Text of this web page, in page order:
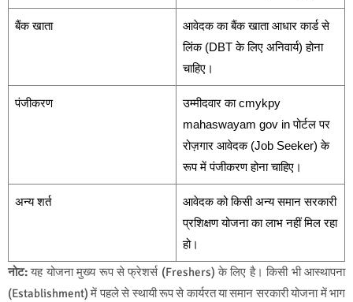
बैंक खाता
आवेदक का बैंक खाता आधार कार्ड से
लिंक (DBT के लिए अनिवार्य) होना
चाहिए।
पंजीकरण
उम्मीदवार का cmykpy
mahaswayam gov in पोर्टल पर
रोज़गार आवेदक (Job Seeker) के
रूप में पंजीकरण होना चाहिए।
अन्य शर्त
आवेदक को किसी अन्य समान सरकारी
प्रशिक्षण योजना का लाभ नहीं मिल रहा
हो।
नोट:यह योजना मुख्य रूप से फ्रेशर्स (Freshers) के लिए है। किसी भी आस्थापना
(Establishment) में पहले से स्थायी रूप से कार्यरत या समान सरकारी योजना में भाग